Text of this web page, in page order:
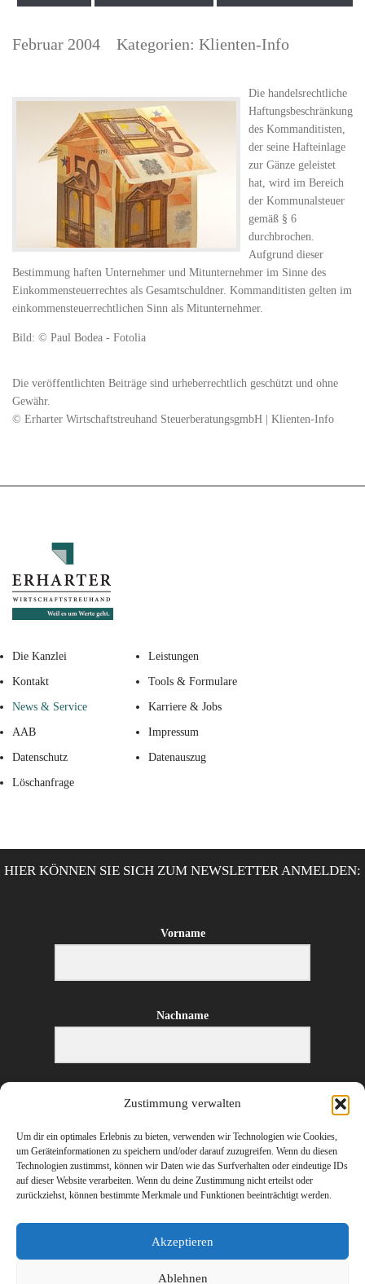
Zustimmung verwalten
Um dir ein optimales Erlebnis zu bieten, verwenden wir Technologien wie Cookies,
um Geräteinformationen zu speichern und/oder darauf zuzugreifen. Wenn du diesen
Technologien zustimmst, können wir Daten wie das Surfverhalten oder eindeutige IDs
auf dieser Website verarbeiten. Wenn du deine Zustimmung nicht erteilst oder
zurückziehst, können bestimmte Merkmale und Funktionen beeinträchtigt werden.
Akzeptieren
Ablehnen
Februar 2004 Kategorien: Klienten-Info
Die handelsrechtliche
Haftungsbeschränkung
des Kommanditisten,
der seine Hafteinlage
zur Gänze geleistet
hat, wird im Bereich
der Kommunalsteuer
gemäß § 6
durchbrochen.
Aufgrund dieser
Bestimmung haften Unternehmer und Mitunternehmer im Sinne des
Einkommensteuerrechtes als Gesamtschuldner. Kommanditisten gelten im
einkommensteuerrechtlichen Sinn als Mitunternehmer.
Bild: © Paul Bodea - Fotolia
Die veröffentlichten Beiträge sind urheberrechtlich geschützt und ohne
Gewähr.
© Erharter Wirtschaftstreuhand SteuerberatungsgmbH | Klienten-Info
Die Kanzlei Leistungen
Kontakt Tools & Formulare
News & Service Karriere & Jobs
AAB Impressum
Datenschutz Datenauszug
Löschanfrage
HIER KÖNNEN SIE SICH ZUM NEWSLETTER ANMELDEN:
Vorname
Nachname
E-Mail-Adresse
ANMELDEN